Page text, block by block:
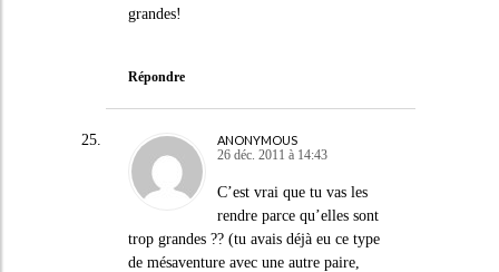
grandes!
Répondre
ANONYMOUS
26 déc. 2011 à 14:43
C’est vrai que tu vas les
rendre parce qu’elles sont
trop grandes ?? (tu avais déjà eu ce type
de mésaventure avec une autre paire,